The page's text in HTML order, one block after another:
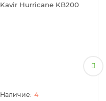
Kavir Hurricane KB200
4